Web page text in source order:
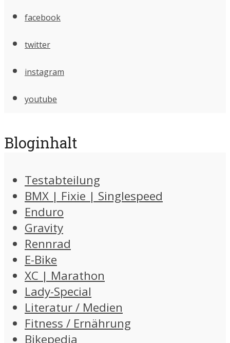
facebook
twitter
instagram
youtube
Bloginhalt
Testabteilung
BMX | Fixie | Singlespeed
Enduro
Gravity
Rennrad
E-Bike
XC | Marathon
Lady-Special
Literatur / Medien
Fitness / Ernährung
Bikepedia